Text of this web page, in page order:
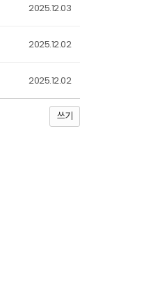
2025.12.03
2025.12.02
2025.12.02
쓰기